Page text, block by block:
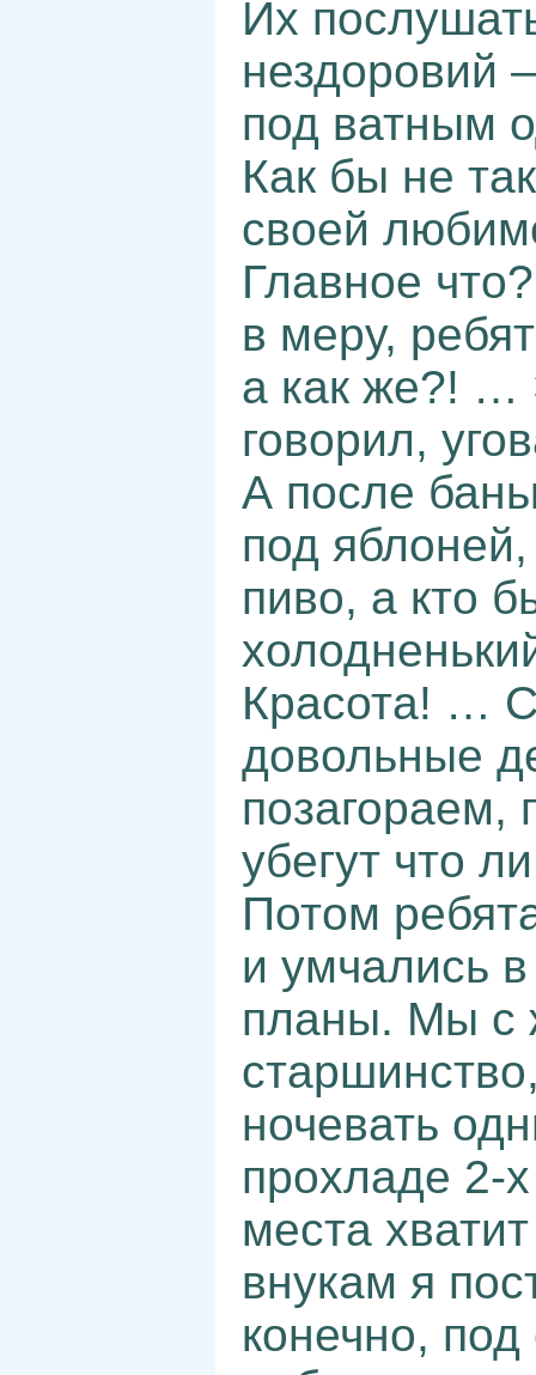
Их
нездоровий
под ватным
Как бы не
своей
Главное
в меру,
а как же?! …
говорил,
А после
под яблоней,
пиво, а кто
Красота! …
довольные
позагораем,
убегут что
Потом
и умчались
планы. Мы с
ночевать
прохладе 2-
места
внукам я
конечно,